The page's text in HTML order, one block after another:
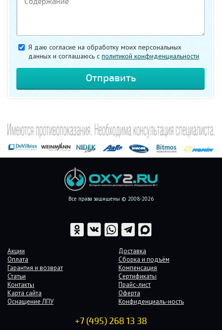
Я даю согласие на обработку моих персональных
данных и соглашаюсь c политикой конфиденциальности
Все права защищены © 2008-2026
Акции
Доставка
Оплата
Сборка и подъём
Гарантия и возврат
Компенсация
Статьи
Сертификаты
Контакты
Прайс-лист
Карта сайта
Оферта
Оснащение ЛПУ
Конфиденциаль-ность
+7 (495) 268 13 38